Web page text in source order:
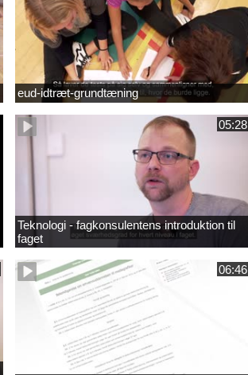
eud-idtræt-grundtæning
05:28
Teknologi - fagkonsulentens introduktion til
faget
06:46